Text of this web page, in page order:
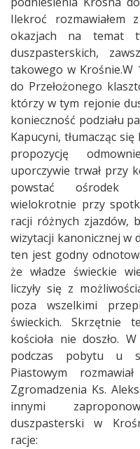
Ilekroć rozmawiałem
okazjach na temat
duszpasterskich,
takowego w Krośnie.W
do Przełożonego
którzy w tym rejonie
konieczność podziału
Kapucyni, tłumacząc
propozycję
uporczywie trwał przy
powstać ośrodek
wielokrotnie przy
racji różnych zjazdów,
wizytacji kanonicznej w
ten jest godny
że władze świeckie
liczyły się z
poza wszelkimi
świeckich. Skrzętnie
kościoła nie doszło.
podczas pobytu u
Piastowym
Zgromadzenia Ks.
innymi
duszpasterski w
racje: